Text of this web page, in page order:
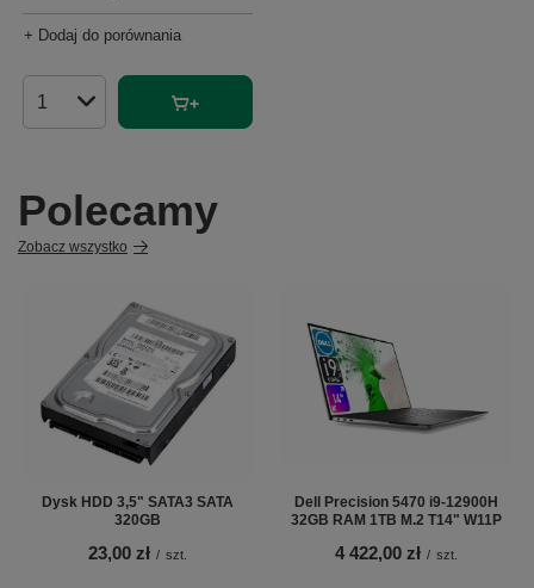
+ Dodaj do porównania
Ilość produktów
Polecamy
Zobacz wszystko
Dysk HDD 3,5" SATA3 SATA
320GB
23,00 zł / szt.
Dell Precision 5470 i9-12900H
32GB RAM 1TB M.2 T14" W11P
4 422,00 zł / szt.